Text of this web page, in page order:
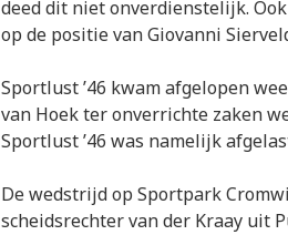
deed dit niet onverdienstelijk.
op de positie van Giovanni
Sportlust ’46 kwam afgelopen
van Hoek ter onverrichte zaken
Sportlust ’46 was namelijk
De wedstrijd op Sportpark
scheidsrechter van der Kraay uit